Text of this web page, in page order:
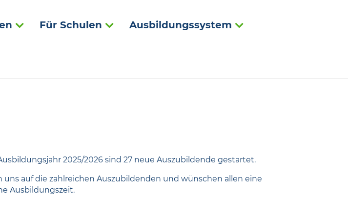
Für Schulen Ausbildungssystem
2025/2026 sind 27 neue Auszubildende gestartet.
uns auf die zahlreichen Auszubildenden und wünschen allen eine
Ausbildungszeit.